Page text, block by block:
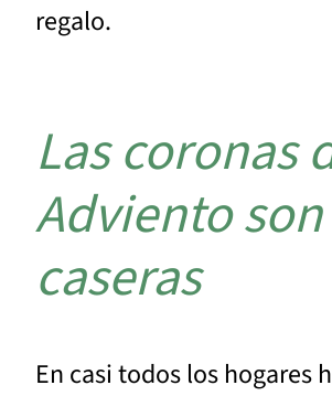
regalo.
Las coronas
Adviento son
caseras
En casi todos los hogares